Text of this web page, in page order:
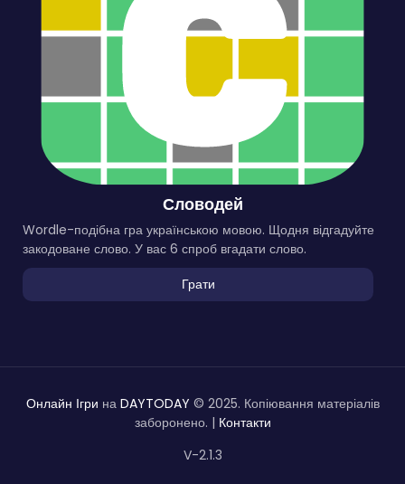
Словодей
Wordle-подібна гра українською мовою. Щодня відгадуйте
закодоване слово. У вас 6 спроб вгадати слово.
Грати
Онлайн Ігри на DAYTODAY © 2025. Копіювання матеріалів
заборонено. | Контакти
V-2.1.3